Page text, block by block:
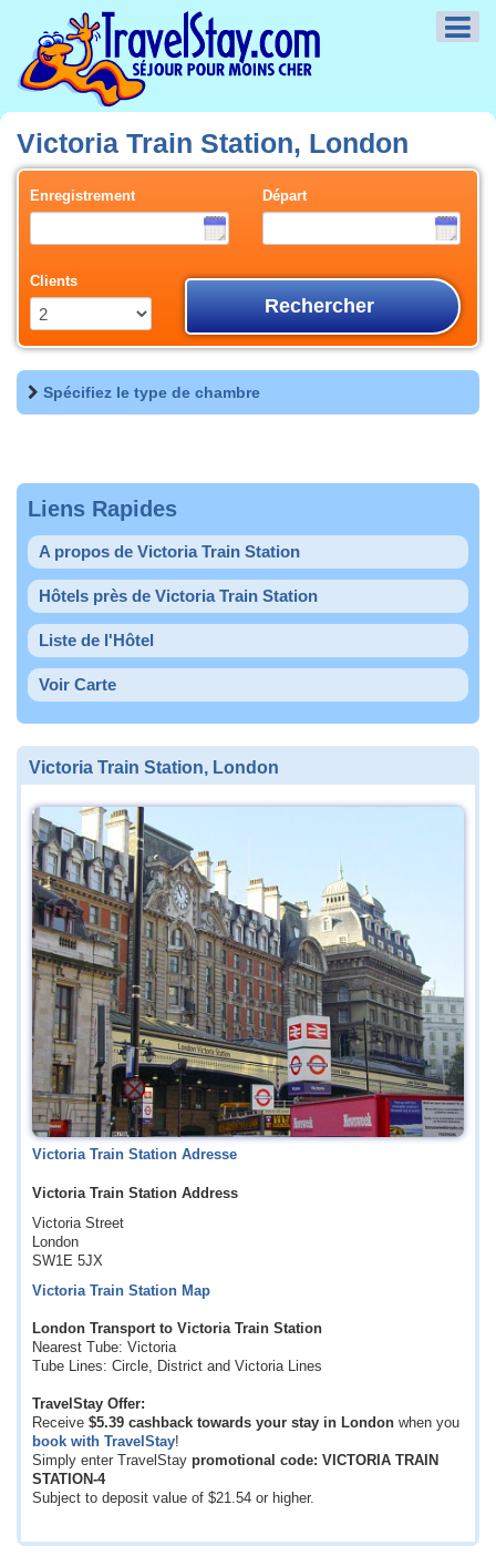
Victoria Train Station, London
Enregistrement Départ
Clients
Rechercher
Spécifiez le type de chambre
Liens Rapides
A propos de Victoria Train Station
Hôtels près de Victoria Train Station
Liste de l'Hôtel
Voir Carte
Victoria Train Station, London
Victoria Train Station Adresse
Victoria Train Station Address
Victoria Street
London
SW1E 5JX
Victoria Train Station Map
London Transport to Victoria Train Station
Nearest Tube: Victoria
Tube Lines: Circle, District and Victoria Lines
TravelStay Offer:
Receive $5.39 cashback towards your stay in London when you
book with TravelStay!
Simply enter TravelStay promotional code: VICTORIA TRAIN
STATION-4
Subject to deposit value of $21.54 or higher.